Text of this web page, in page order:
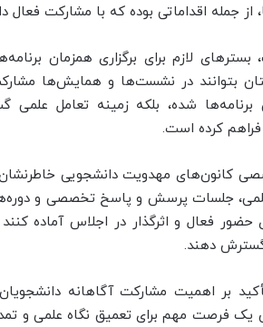
جمله اقداماتی بوده که با مشارکت
بسترهای لازم برای برگزاری همزمان
بتوانند در نشست‌ها و همایش‌ها
شده، بلکه زمینه تعامل علمی
فراهم کرده است.
کانون‌های مهدویت دانشجویی خاطرنشان
جلسات پرسش و پاسخ تخصصی و
حضور فعال و اثرگذار در اجلاس آماده
گسترش دهند.
بر اهمیت مشارکت آگاهانه
یک فرصت مهم برای تعمیق نگاه علمی و